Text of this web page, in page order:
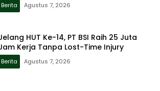
Berita Agustus 7, 2026
HUT Ke-14, PT BSI Raih 25 Juta
Kerja Tanpa Lost-Time Injury
Berita Agustus 7, 2026